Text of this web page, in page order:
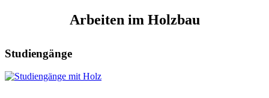
Arbeiten im Holzbau
Studiengänge